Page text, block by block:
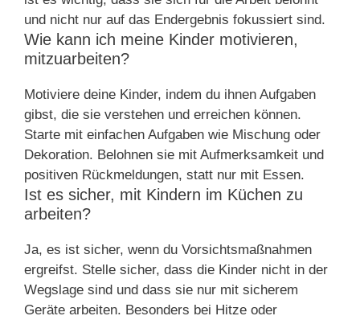
und nicht nur auf das Endergebnis fokussiert sind.
Wie kann ich meine Kinder motivieren,
mitzuarbeiten?
Motiviere deine Kinder, indem du ihnen Aufgaben
gibst, die sie verstehen und erreichen können.
Starte mit einfachen Aufgaben wie Mischung oder
Dekoration. Belohnen sie mit Aufmerksamkeit und
positiven Rückmeldungen, statt nur mit Essen.
Ist es sicher, mit Kindern im Küchen zu
arbeiten?
Ja, es ist sicher, wenn du Vorsichtsmaßnahmen
ergreifst. Stelle sicher, dass die Kinder nicht in der
Wegslage sind und dass sie nur mit sicherem
Geräte arbeiten. Besonders bei Hitze oder